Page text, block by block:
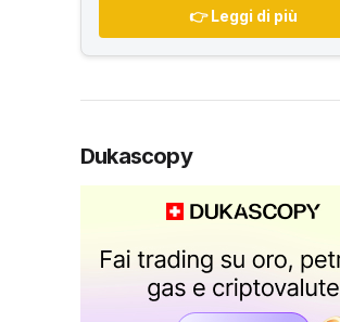
👉 Leggi di più
Dukascopy